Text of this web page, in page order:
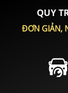
QUY
ĐƠN GIẢN,